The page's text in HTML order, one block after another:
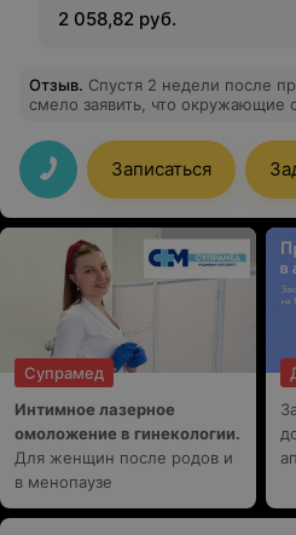
2 058,82 руб.
Отзыв. Спустя 2 недели после
смело заявить, что окружающие
сторону, но вот непонятно что».
внимания со стороны мужчин и
не было последних лет 10,
меня «лишила» своими
понравился результат на
свежак) а щёчки как у ма-ла-
даёт, хотя в паспорте 44. Ни
отёков после установки нитей
осталось. Теперь только к
больше «частных»
негативные последствия.
Записаться
Супрамед
Интимное лазерное
омоложение в гинекологии.
Для женщин после родов и
в менопаузе